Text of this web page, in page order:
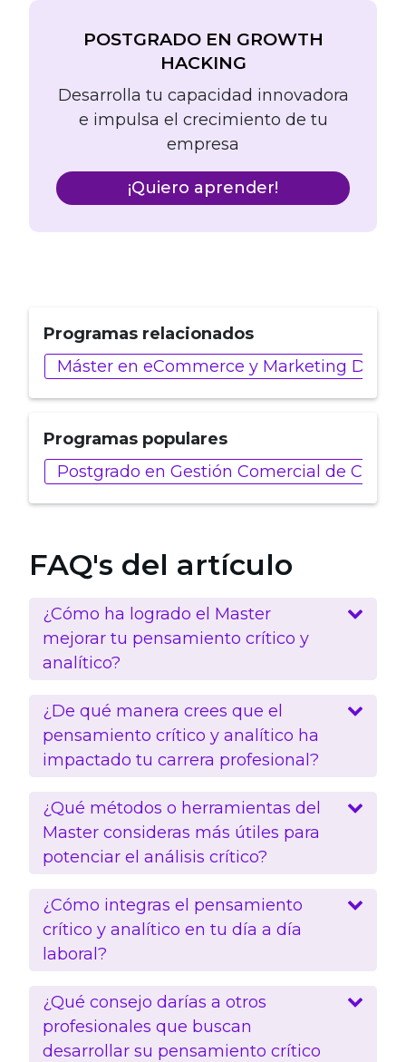
POSTGRADO EN GROWTH
HACKING
Desarrolla tu capacidad innovadora
e impulsa el crecimiento de tu
empresa
¡Quiero aprender!
Programas relacionados
Máster en eCommerce y Marketing Digital
Programas populares
Postgrado en Gestión Comercial de
FAQ's del artículo
¿Cómo ha logrado el Master
mejorar tu pensamiento crítico y
analítico?
¿De qué manera crees que el
pensamiento crítico y analítico ha
impactado tu carrera profesional?
¿Qué métodos o herramientas del
Master consideras más útiles para
potenciar el análisis crítico?
¿Cómo integras el pensamiento
crítico y analítico en tu día a día
laboral?
¿Qué consejo darías a otros
profesionales que buscan
desarrollar su pensamiento crítico